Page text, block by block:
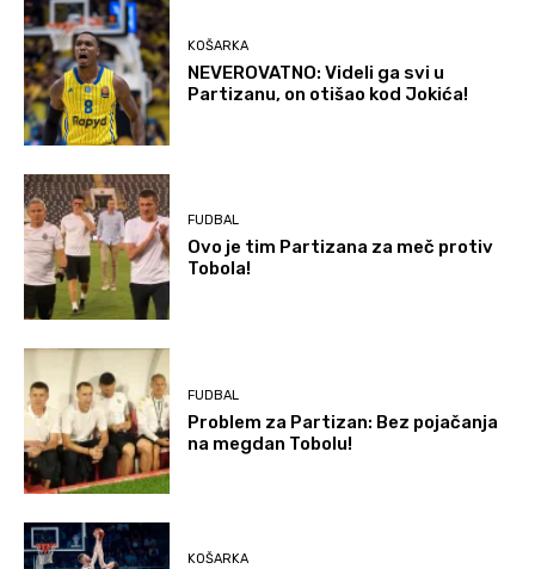
KOŠARKA
NEVEROVATNO: Videli ga svi u
Partizanu, on otišao kod Jokića!
FUDBAL
Ovo je tim Partizana za meč protiv
Tobola!
FUDBAL
Problem za Partizan: Bez pojačanja
na megdan Tobolu!
KOŠARKA